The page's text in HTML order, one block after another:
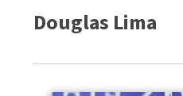
Douglas Lima